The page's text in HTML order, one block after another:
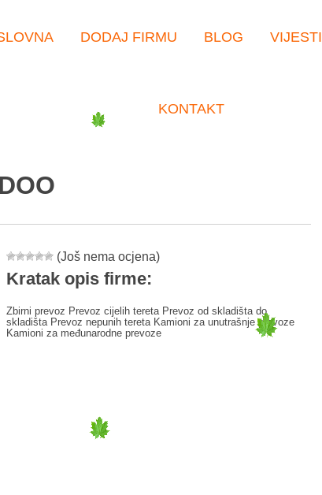
DODAJ FIRMU BLOG VIJESTI
KONTAKT
(Još nema ocjena)
Kratak opis firme:
Zbirni prevoz Prevoz cijelih tereta Prevoz od skladišta do
skladišta Prevoz nepunih tereta Kamioni za unutrašnje prevoze
Kamioni za međunarodne prevoze